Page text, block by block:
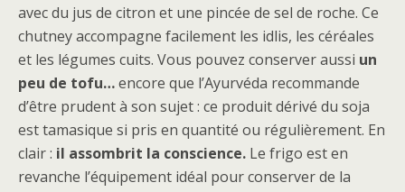
avec du jus de citron et une pincée de sel de roche. Ce
chutney accompagne facilement les idlis, les céréales
et les légumes cuits. Vous pouvez conserver aussi un
peu de tofu…encore que l’Ayurvéda recommande
d’être prudent à son sujet : ce produit dérivé du soja
est tamasique si pris en quantité ou régulièrement. En
clair : il assombrit la conscience. Le frigo est en
revanche l’équipement idéal pour conserver de la